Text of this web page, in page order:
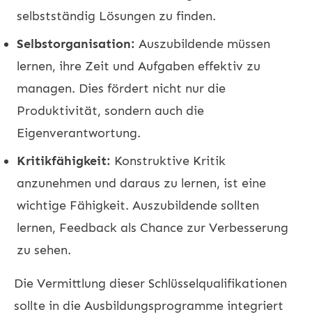
selbstständig Lösungen zu finden.
Selbstorganisation: Auszubildende müssen
lernen, ihre Zeit und Aufgaben effektiv zu
managen. Dies fördert nicht nur die
Produktivität, sondern auch die
Eigenverantwortung.
Kritikfähigkeit: Konstruktive Kritik
anzunehmen und daraus zu lernen, ist eine
wichtige Fähigkeit. Auszubildende sollten
lernen, Feedback als Chance zur Verbesserung
zu sehen.
Die Vermittlung dieser Schlüsselqualifikationen
sollte in die Ausbildungsprogramme integriert